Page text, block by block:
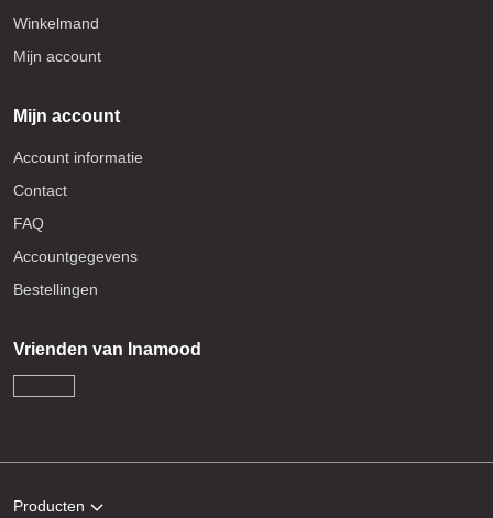
Winkelmand
Mijn account
Mijn account
Account informatie
Contact
FAQ
Accountgegevens
Bestellingen
Vrienden van Inamood
Producten